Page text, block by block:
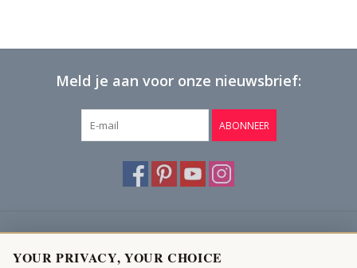
Meld je aan voor onze nieuwsbrief:
ABONNEER
YOUR PRIVACY, YOUR CHOICE